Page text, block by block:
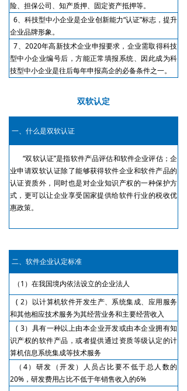
险、担保公司、知产质押、固定资产抵押等。
6、科技型中小企业是企业创新能力“认证”标志，提升
企业品牌形象。
7、2020年高新技术企业申报要求，企业需取得科技
型中小企业编号后，方能正常填报系统、因此成为科
技型中小企业是往后每年申报高企的必备条件之一。
一、什么是双软认证
“双软认证”是指软件产品评估和软件企业评估；企
业申请双软认证除了能够获得软件企业和软件产品的
认证资质外，同时也是对企业知识产权的一种保护方
式，更可以让企业享受国家提供给软件行业的税收优
惠政策。
二、软件企业认定标准
（1）在我国境内依法设立的企业法人
( 2）以计算机软件开发生产、系统集成、应用服务
和其他相应技术服务为其经营业务和主要经营收入
( 3）具有一种以上由本企业开发或由本企业拥有知
识产权的软件产品，或者提供通过资质等级认定的计
算机信息系统集成等技术服务
（4）研发（开发）人员占比要不低于总人数的
20%，研发费用占比不低于年销售收入的6%
双软认定